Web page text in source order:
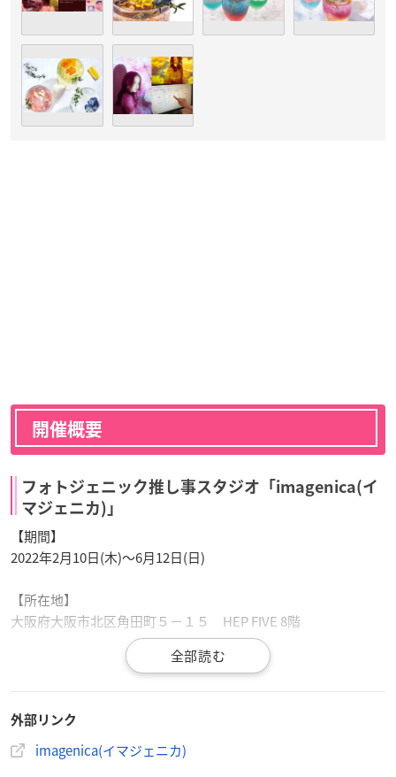
開催概要
フォトジェニック推し事スタジオ「imagenica(イ
マジェニカ)」
【期間】
2022年2月10日(木)〜6月12日(日)
【所在地】
大阪府大阪市北区角田町５−１５ HEP FIVE 8階
【ご利用料金】
体験料 900円～(カスタムモクテル＋プロジェクターフォト)
外部リンク
imagenica(イマジェニカ)